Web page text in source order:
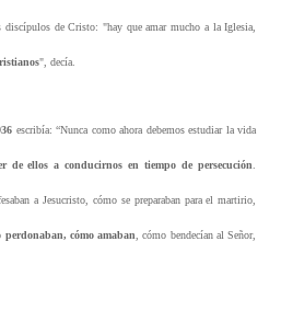
de Cristo: "hay que amar mucho a la Iglesia,
", decía.
escribía: “Nunca como ahora debemos estudiar la vida
de ellos a conducirnos en tiempo de persecución
a Jesucristo, cómo se preparaban para el martirio,
perdonaban, cómo amaban , cómo bendecían al Señor,